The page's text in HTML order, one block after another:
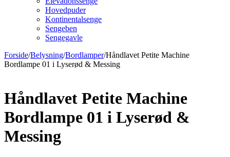
Hovedpuder
Kontinentalsenge
Sengeben
Sengegavle
Forside/Belysning/Bordlamper/Håndlavet Petite Machine
Bordlampe 01 i Lyserød & Messing
Håndlavet Petite Machine
Bordlampe 01 i Lyserød &
Messing